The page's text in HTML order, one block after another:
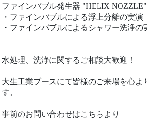
ファインバブル発生器 "HELIX NOZZLE"
・ファインバブルによる浮上分離の実演
・ファインバブルによるシャワー洗浄の
水処理、洗浄に関するご相談大歓迎！
大生工業ブースにて皆様のご来場を心よ
す。
事前のお問い合わせはこちらより